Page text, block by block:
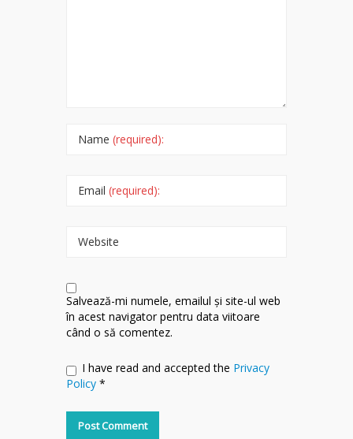
Name (required):
Email (required):
Website
Salvează-mi numele, emailul și site-ul web
în acest navigator pentru data viitoare
când o să comentez.
I have read and accepted the Privacy
Policy *